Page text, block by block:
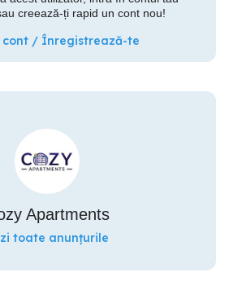
creează-ți rapid un cont nou!
/ Înregistrează-te
Apartments
toate anunțurile